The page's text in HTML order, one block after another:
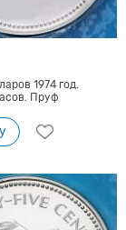
1974 год.
Пруф